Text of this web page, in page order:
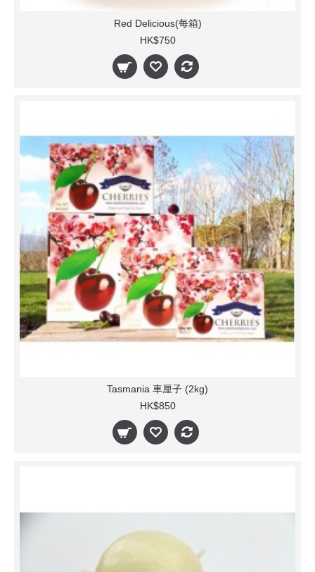
Red Delicious(每箱)
HK$750
Tasmania 車厘子 (2kg)
HK$850